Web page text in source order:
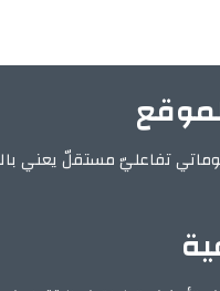
تفاعليّ مستقلّ يعني